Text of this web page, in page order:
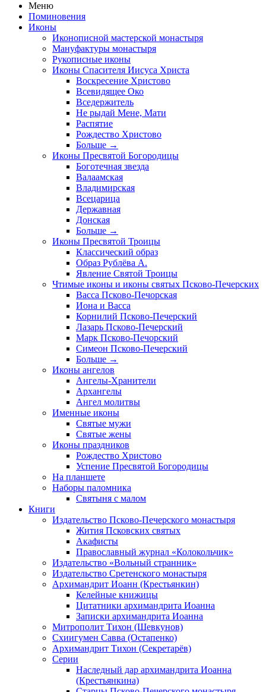
Меню
Поминовения
Иконы
Иконописной мастерской монастыря
Мануфактуры монастыря
Рукописные иконы
Иконы Спасителя Иисуса Христа
Воскресение Христово
Всевидящее Око
Вседержитель
Не рыдай Мене, Мати
Распятие
Рождество Христово
Больше →
Иконы Пресвятой Богородицы
Боготечная звезда
Валаамская
Владимирская
Всецарица
Державная
Донская
Больше →
Иконы Пресвятой Троицы
Классический образ
Образ Рублёва А.
Явление Святой Троицы
Чтимые иконы и иконы святых Псково-Печерских
Васса Псково-Печорская
Иона и Васса
Корнилий Псково-Печерский
Лазарь Псково-Печерский
Марк Псково-Печорский
Симеон Псково-Печерский
Больше →
Иконы ангелов
Ангелы-Хранители
Архангелы
Ангел молитвы
Именные иконы
Святые мужи
Святые жены
Иконы праздников
Рождество Христово
Успение Пресвятой Богородицы
На планшете
Наборы паломника
Святыня с малом
Книги
Издательство Псково-Печерского монастыря
Жития Псковских святых
Акафисты
Православный журнал «Колокольчик»
Издательство «Вольный странник»
Издательство Сретенского монастыря
Архимандрит Иоанн (Крестьянкин)
Келейные книжицы
Цитатники архимандрита Иоанна
Записки архимандрита Иоанна
Митрополит Тихон (Шевкунов)
Схиигумен Савва (Остапенко)
Архимандрит Тихон (Секретарёв)
Серии
Наследный дар архимандрита Иоанна
(Крестьянкина)